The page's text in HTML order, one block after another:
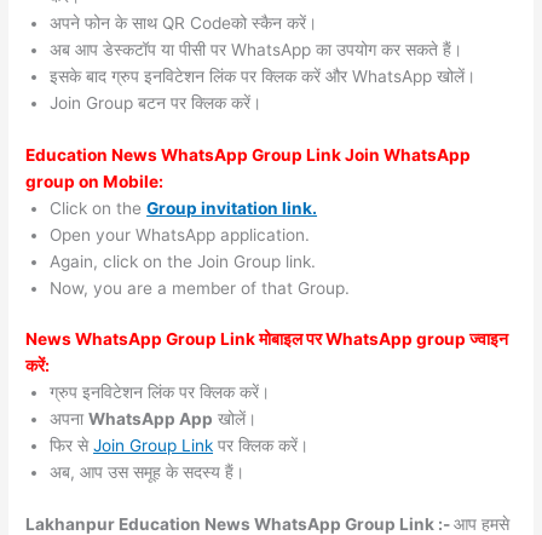
अपने फोन के साथ QR Codeको स्कैन करें।
अब आप डेस्कटॉप या पीसी पर WhatsApp का उपयोग कर सकते हैं।
इसके बाद ग्रुप इनविटेशन लिंक पर क्लिक करें और WhatsApp खोलें।
Join Group बटन पर क्लिक करें।
Education News WhatsApp Group Link Join WhatsApp
group on Mobile:
Click on theGroup invitation link.
Open your WhatsApp application.
Again, click on the Join Group link.
Now, you are a member of that Group.
News WhatsApp Group Link मोबाइल पर WhatsApp group ज्वाइन
करें:
ग्रुप इनविटेशन लिंक पर क्लिक करें।
अपनाWhatsApp App खोलें।
फिर सेJoin Group Link पर क्लिक करें।
अब, आप उस समूह के सदस्य हैं।
Lakhanpur Education News WhatsApp Group Link :-आप हमसे